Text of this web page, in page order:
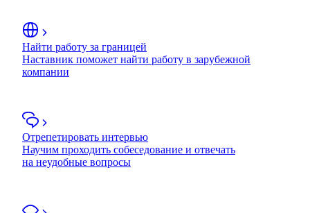
Найти работу за границей
Наставник поможет найти работу в зарубежной
компании
Отрепетировать интервью
Научим проходить собеседование и отвечать
на неудобные вопросы